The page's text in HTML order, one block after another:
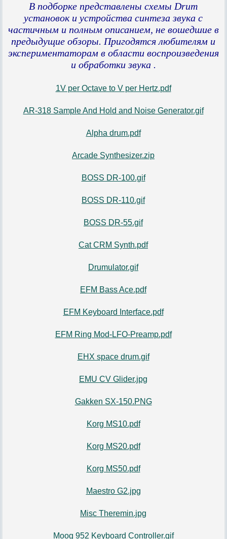
В подборке представлены схемы Drum
установок и устройства синтеза звука с
частичным и полным описанием, не вошедшие в
предыдущие обзоры. Пригодятся любителям и
экспериментаторам в области воспроизведения
и обработки звука .
1V per Octave to V per Hertz.pdf
AR-318 Sample And Hold and Noise Generator.gif
Alpha drum.pdf
Arcade Synthesizer.zip
BOSS DR-100.gif
BOSS DR-110.gif
BOSS DR-55.gif
Cat CRM Synth.pdf
Drumulator.gif
EFM Bass Ace.pdf
EFM Keyboard Interface.pdf
EFM Ring Mod-LFO-Preamp.pdf
EHX space drum.gif
EMU CV Glider.jpg
Gakken SX-150.PNG
Korg MS10.pdf
Korg MS20.pdf
Korg MS50.pdf
Maestro G2.jpg
Misc Theremin.jpg
Moog 952 Keyboard Controller.gif